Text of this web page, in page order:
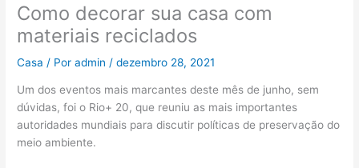
Como decorar sua casa com
materiais reciclados
Casa / Poradmin /dezembro 28, 2021
Um dos eventos mais marcantes deste mês de junho, sem
dúvidas, foi o Rio+ 20, que reuniu as mais importantes
autoridades mundiais para discutir políticas de preservação do
meio ambiente.